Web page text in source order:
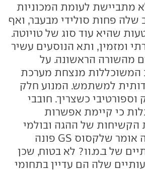
מתביישת לעומת המכוניות
שלה פחות סולידי מבעבר, ואף
שהיא עוד סוג של טויוטה.
ומזמין, ותא הנוסעים עשיר
מהשורה הראשונה. על
המשוכללות מנצחת מערכת
למשתמש. המנוע חלק
וספורטיבי כשצריך. חובבי
כי קיימת אפשרות
הקשיחות של ההגה ובולמי
אומר שלקסוס GS פונה
של ב.מ.וו? לא בטוח, שכן
שלה הם עדיין בתחומי